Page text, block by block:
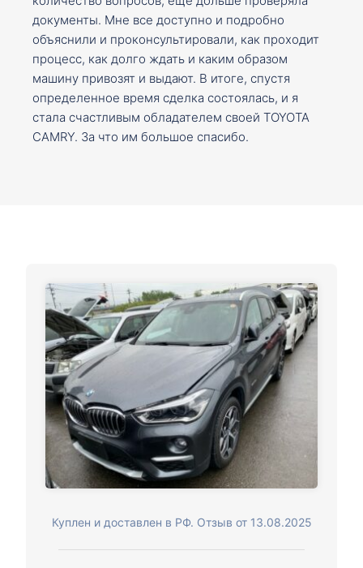
документы. Мне все доступно и подробно
объяснили и проконсультировали, как проходит
процесс, как долго ждать и каким образом
машину привозят и выдают. В итоге, спустя
определенное время сделка состоялась, и я
стала счастливым обладателем своей TOYOTA
CAMRY. За что им большое спасибо.
Куплен и доставлен в РФ. Отзыв от 13.08.2025